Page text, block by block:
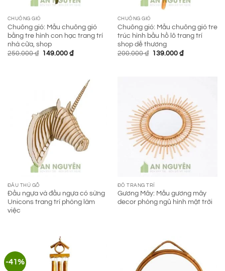
CHUÔNG GIÓ
Chuông gió: Mẫu chuông gió
bằng tre hình con hạc trang trí
nhà cửa, shop
250.000₫ Giá
149.000 ₫Giá
149.000 ₫.
CHUÔNG GIÓ
Chuông gió: Mẫu chuông gió tre
trúc hình bầu hồ lô trang trí
shop dễ thương
200.000₫ Giá
139.000 ₫Giá
ĐẦU THÚ GỖ
Đầu ngựa và đầu ngựa có sừng
Unicons trang trí phòng làm
việc
ĐỒ TRANG TRÍ
Gương Mây: Mẫu gương mây
decor phòng ngủ hình mặt trời
-41%